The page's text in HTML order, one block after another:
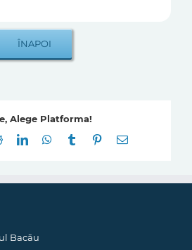
Alege Platforma!
RedditLinkedInWhatsApp
Tumblr Pinterest
E-
Bacău